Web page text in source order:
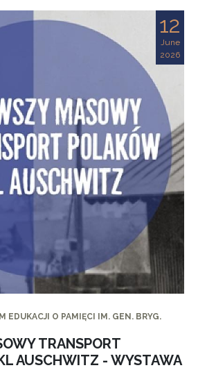
12
June
2026
EDUKACJI O PAMIĘCI IM. GEN. BRYG.
TRANSPORT
AUSCHWITZ - WYSTAWA